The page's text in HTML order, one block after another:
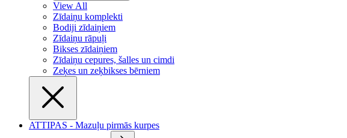
View All
Zīdaiņu komplekti
Bodiji zīdaiņiem
Zīdaiņu rāpuļi
Bikses zīdaiņiem
Zīdaiņu cepures, šalles un cimdi
Zeķes un zeķbikses bērniem
ATTIPAS - Mazuļu pirmās kurpes